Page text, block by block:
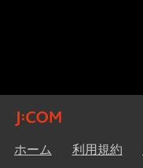
ホーム 利用規約